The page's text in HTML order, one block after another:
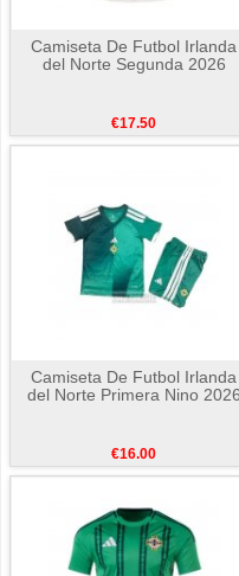
Camiseta De Futbol Irlanda
del Norte Segunda 2026
€17.50
Camiseta De Futbol Irlanda
del Norte Primera Nino 2026
€16.00